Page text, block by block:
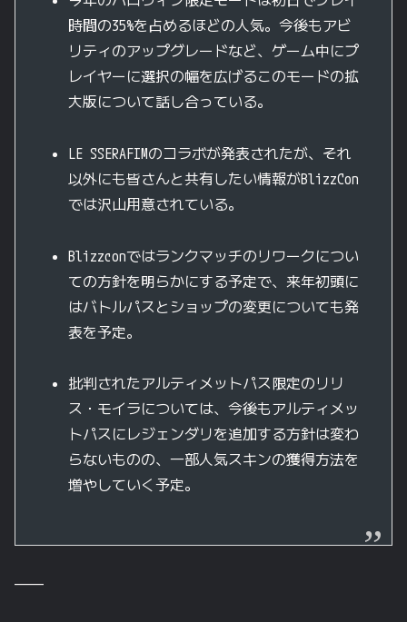
時間の35%を占めるほどの人気。今後もアビ
リティのアップグレードなど、ゲーム中にプ
レイヤーに選択の幅を広げるこのモードの拡
大版について話し合っている。
LE SSERAFIMのコラボが発表されたが、それ
以外にも皆さんと共有したい情報がBlizzCon
では沢山用意されている。
Blizzconではランクマッチのリワークについ
ての方針を明らかにする予定で、来年初頭に
はバトルパスとショップの変更についても発
表を予定。
批判されたアルティメットパス限定のリリ
ス・モイラについては、今後もアルティメッ
トパスにレジェンダリを追加する方針は変わ
らないものの、一部人気スキンの獲得方法を
増やしていく予定。
————